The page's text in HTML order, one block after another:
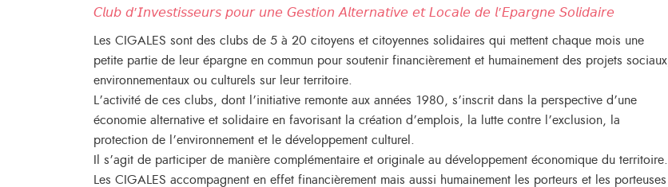
𝘊𝘭𝘶𝘣 𝘥’𝘐𝘯𝘷𝘦𝘴𝘵𝘪𝘴𝘴𝘦𝘶𝘳𝘴 𝘱𝘰𝘶𝘳 𝘶𝘯𝘦 𝘎𝘦𝘴𝘵𝘪𝘰𝘯 𝘈𝘭𝘵𝘦𝘳𝘯𝘢𝘵𝘪𝘷𝘦 𝘦𝘵 𝘓𝘰𝘤𝘢𝘭𝘦 𝘥𝘦 𝘭’𝘌𝘱𝘢𝘳𝘨𝘯𝘦 𝘚𝘰𝘭𝘪𝘥𝘢𝘪𝘳𝘦
Les CIGALES sont des clubs de 5 à 20 citoyens et citoyennes solidaires qui mettent chaque mois une
petite partie de leur épargne en commun pour soutenir financièrement et humainement des projets sociaux,
environnementaux ou culturels sur leur territoire.
L’activité de ces clubs, dont l’initiative remonte aux années 1980, s’inscrit dans la perspective d’une
économie alternative et solidaire en favorisant la création d’emplois, la lutte contre l’exclusion, la
protection de l’environnement et le développement culturel.
Il s’agit de participer de manière complémentaire et originale au développement économique du territoire.
Les CIGALES accompagnent en effet financièrement mais aussi humainement les porteurs et les porteuses